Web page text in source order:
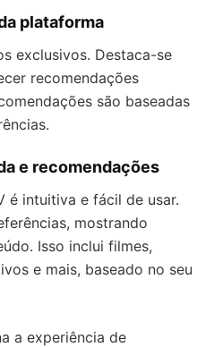
plataforma
exclusivos. Destaca-se
recomendações
são baseadas
e recomendações
é intuitiva e fácil de usar.
mostrando
Isso inclui filmes,
e mais, baseado no seu
a experiência de